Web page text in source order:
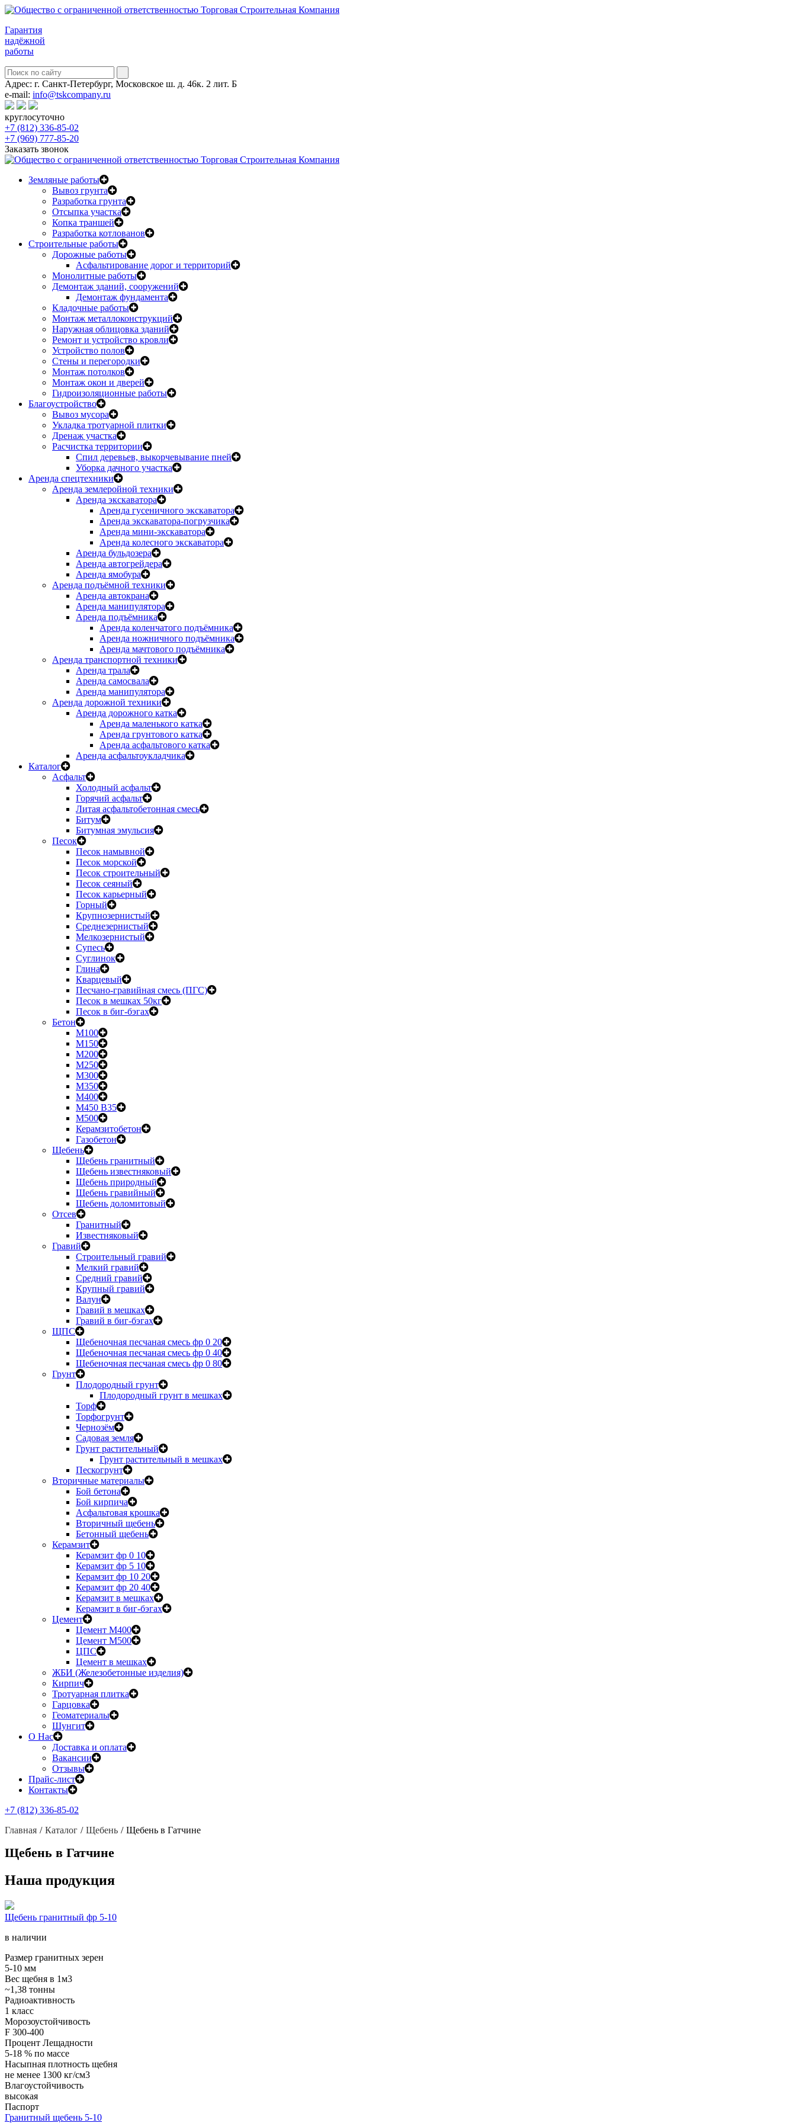
Гарантия
надёжной
работы
Адрес: г. Санкт-Петербург, Московское ш. д. 46к. 2 лит. Б
e-mail: info@tskcompany.ru
круглосуточно
+7 (812) 336-85-02
+7 (969) 777-85-20
Заказать звонок
Земляные работы
Вывоз грунта
Разработка грунта
Отсыпка участка
Копка траншей
Разработка котлованов
Строительные работы
Дорожные работы
Асфальтирование дорог и территорий
Монолитные работы
Демонтаж зданий, сооружений
Демонтаж фундамента
Кладочные работы
Монтаж металлоконструкций
Наружная облицовка зданий
Ремонт и устройство кровли
Устройство полов
Стены и перегородки
Монтаж потолков
Монтаж окон и дверей
Гидроизоляционные работы
Благоустройство
Вывоз мусора
Укладка тротуарной плитки
Дренаж участка
Расчистка территории
Спил деревьев, выкорчевывание пней
Уборка дачного участка
Аренда спецтехники
Аренда землеройной техники
Аренда экскаватора
Аренда гусеничного экскаватора
Аренда экскаватора-погрузчика
Аренда мини-экскаватора
Аренда колесного экскаватора
Аренда бульдозера
Аренда автогрейдера
Аренда ямобура
Аренда подъёмной техники
Аренда автокрана
Аренда манипулятора
Аренда подъёмника
Аренда коленчатого подъёмника
Аренда ножничного подъёмника
Аренда мачтового подъёмника
Аренда транспортной техники
Аренда трала
Аренда самосвала
Аренда манипулятора
Аренда дорожной техники
Аренда дорожного катка
Аренда маленького катка
Аренда грунтового катка
Аренда асфальтового катка
Аренда асфальтоукладчика
Каталог
Асфальт
Холодный асфальт
Горячий асфальт
Литая асфальтобетонная смесь
Битум
Битумная эмульсия
Песок
Песок намывной
Песок морской
Песок строительный
Песок сеяный
Песок карьерный
Горный
Крупнозернистый
Среднезернистый
Мелкозернистый
Супесь
Суглинок
Глина
Кварцевый
Песчано-гравийная смесь (ПГС)
Песок в мешках 50кг
Песок в биг-бэгах
Бетон
М100
М150
М200
М250
М300
М350
М400
М450 B35
М500
Керамзитобетон
Газобетон
Щебень
Щебень гранитный
Щебень известняковый
Щебень природный
Щебень гравийный
Щебень доломитовый
Отсев
Гранитный
Известняковый
Гравий
Строительный гравий
Мелкий гравий
Средний гравий
Крупный гравий
Валун
Гравий в мешках
Гравий в биг-бэгах
ЩПС
Щебеночная песчаная смесь фр 0 20
Щебеночная песчаная смесь фр 0 40
Щебеночная песчаная смесь фр 0 80
Грунт
Плодородный грунт
Плодородный грунт в мешках
Торф
Торфогрунт
Чернозём
Садовая земля
Грунт растительный
Грунт растительный в мешках
Пескогрунт
Вторичные материалы
Бой бетона
Бой кирпича
Асфальтовая крошка
Вторичный щебень
Бетонный щебень
Керамзит
Керамзит фр 0 10
Керамзит фр 5 10
Керамзит фр 10 20
Керамзит фр 20 40
Керамзит в мешках
Керамзит в биг-бэгах
Цемент
Цемент М400
Цемент М500
ЦПС
Цемент в мешках
ЖБИ (Железобетонные изделия)
Кирпич
Тротуарная плитка
Гарцовка
Геоматериалы
Шунгит
О Нас
Доставка и оплата
Вакансии
Отзывы
Прайс-лист
Контакты
+7 (812) 336-85-02
Главная
Каталог Щебень Щебень в Гатчине
Щебень в Гатчине
Наша продукция
Щебень гранитный фр 5-10
в наличии
Размер гранитных зерен
5-10 мм
Вес щебня в 1м3
~1,38 тонны
Радиоактивность
1 класс
Морозоустойчивость
F 300-400
Процент Лещадности
5-18 % по массе
Насыпная плотность щебня
не менее 1300 кг/см3
Влагоустойчивость
высокая
Паспорт
Гранитный щебень 5-10